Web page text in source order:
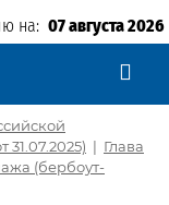
на: 07 августа 2026
31.07.2025) | Глава
(бербоут-